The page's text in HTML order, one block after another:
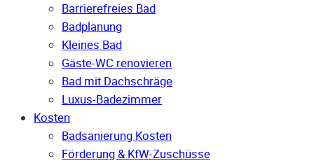
Barrierefreies Bad
Badplanung
Kleines Bad
Gäste-WC renovieren
Bad mit Dachschräge
Luxus-Badezimmer
Kosten
Badsanierung Kosten
Förderung & KfW-Zuschüsse